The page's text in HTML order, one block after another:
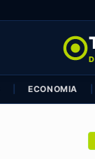
ECONOMIA